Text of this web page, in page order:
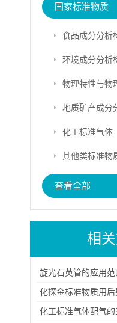
国家标准物质
食品成分分析
环境成分分析
物理特性与物
地质矿产成分
化工标准气体
其他类标准物
查看全部
相
旋光石英管的应用